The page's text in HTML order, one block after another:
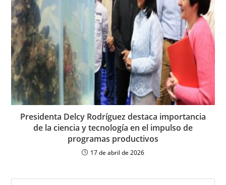
Presidenta Delcy Rodríguez destaca importancia
de la ciencia y tecnología en el impulso de
programas productivos
17 de abril de 2026